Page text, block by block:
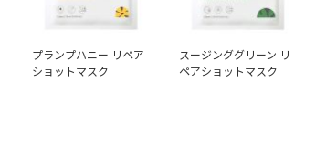
プランプハニー リペア
ショットマスク
スージンググリーン リ
ペアショットマスク